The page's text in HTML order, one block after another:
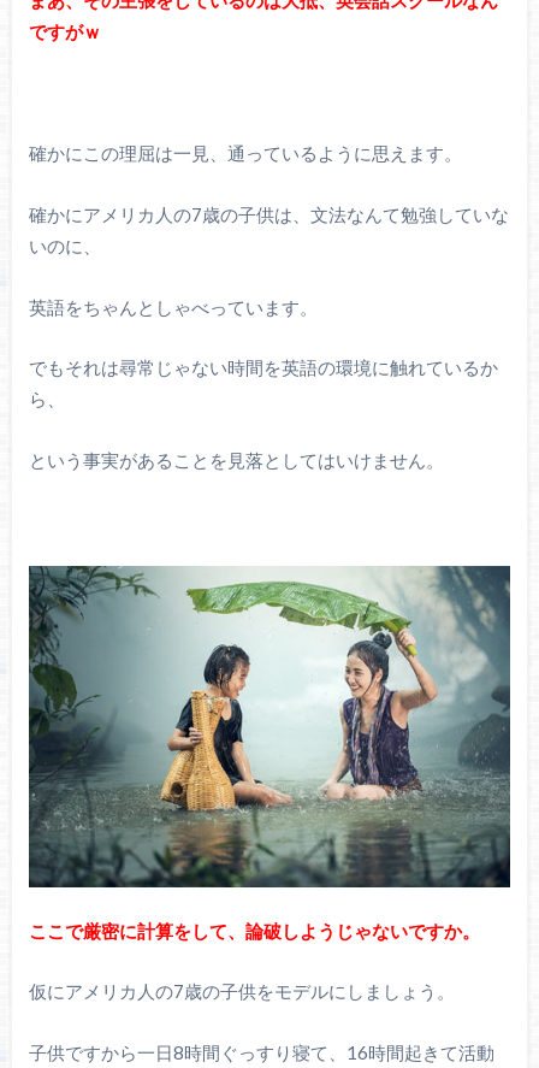
ですがｗ
確かにこの理屈は一見、通っているように思えます。
確かにアメリカ人の7歳の子供は、文法なんて勉強していな
いのに、
英語をちゃんとしゃべっています。
でもそれは尋常じゃない時間を英語の環境に触れているか
ら、
という事実があることを見落としてはいけません。
ここで厳密に計算をして、論破しようじゃないですか。
仮にアメリカ人の7歳の子供をモデルにしましょう。
子供ですから一日8時間ぐっすり寝て、16時間起きて活動